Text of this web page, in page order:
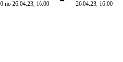
по 26.04.23, 16:00
26.04.23, 16:00